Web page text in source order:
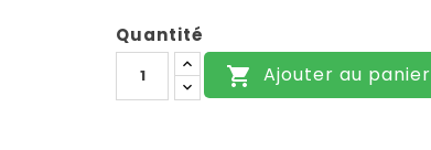
Quantité
 Ajouter au panier